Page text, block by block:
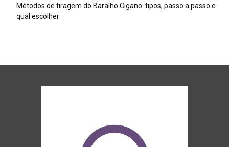
Métodos de tiragem do Baralho Cigano: tipos, passo a passo e
qual escolher